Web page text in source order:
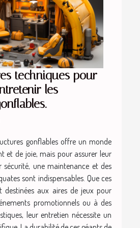
techniques pour
les
gonflables offre un monde
et de joie, mais pour assurer leur
sécurité, une maintenance et des
sont indispensables. Que ces
destinées aux aires de jeux pour
promotionnels ou à des
leur entretien nécessite un